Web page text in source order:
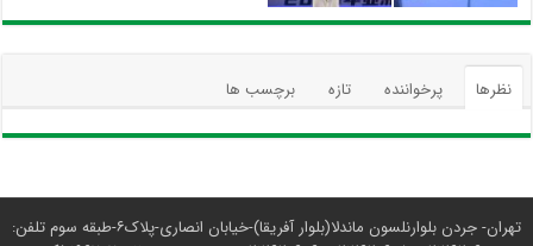
نظرها پرخواننده تازه برچسب ها
تهران- جردن بلوارنلسون ماندلا(بلوار آفریقا)-خیابان انصاری-پلاک۶-طبقه سوم تلفن: